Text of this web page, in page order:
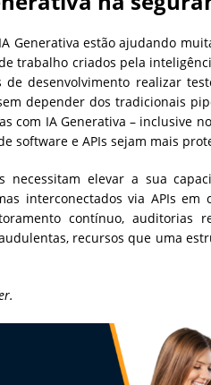
Generativa estão ajudando
trabalho criados pela
desenvolvimento realizar
depender dos tradicionais
com IA Generativa – inclusive
software e APIs sejam mais
necessitam elevar a sua
interconectados via APIs
contínuo, auditorias
recursos que uma